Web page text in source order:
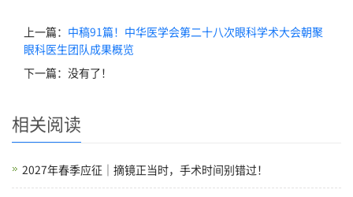
上一篇： 中稿91篇！中华医学会第二十八次眼科学术大会朝聚
眼科医生团队成果概览
下一篇：没有了！
相关阅读
2027年春季应征｜摘镜正当时，手术时间别错过！